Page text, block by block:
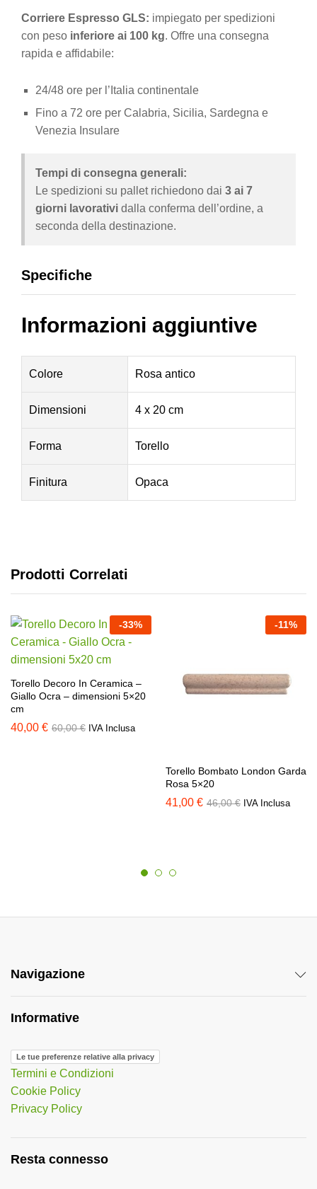
Corriere Espresso GLS: impiegato per spedizioni
con peso inferiore ai 100 kg. Offre una consegna
rapida e affidabile:
24/48 ore per l’Italia continentale
Fino a 72 ore per Calabria, Sicilia, Sardegna e
Venezia Insulare
Tempi di consegna generali:
Le spedizioni su pallet richiedono dai 3 ai 7
giorni lavorativi dalla conferma dell’ordine, a
seconda della destinazione.
Specifiche
Informazioni aggiuntive
Colore Rosa antico
Dimensioni 4 x 20 cm
Forma Torello
Finitura Opaca
Prodotti Correlati
-33%
Torello Decoro In Ceramica –
Giallo Ocra – dimensioni 5×20
cm
40,00 € 60,00€ IVA Inclusa
-11%
Torello Bombato London Garda
Rosa 5×20
41,00 € 46,00€ IVA Inclusa
Navigazione
Informative
Le tue preferenze relative alla privacy
Termini e Condizioni
Cookie Policy
Privacy Policy
Resta connesso